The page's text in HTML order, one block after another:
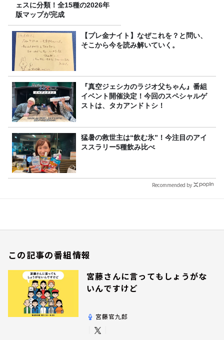
ェスに分類！全15種の2026年
版マップが完成
【プレ金ナイト】なぜこれを？と問い、
そこから今を読み解いていく。
『真空ジェシカのラジオ父ちゃん』番組
イベント開催決定！今回のスペシャルゲ
ストは、タカアンドトシ！
猛暑の救世主は“飲む氷”！今注目のアイ
ススラリー5種飲み比べ
Recommended by
この記事の番組情報
宮藤さんに言ってもしょうがな
いんですけど
宮藤官九郎